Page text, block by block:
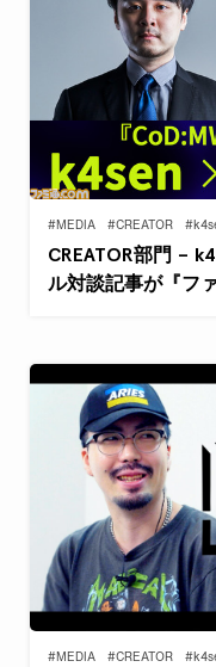
#MEDIA #CREATOR
CREATOR部門 –
ル対談記事が『フ
#MEDIA #CREATOR